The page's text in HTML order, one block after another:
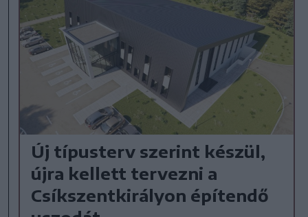
Új típusterv szerint készül,
újra kellett tervezni a
Csíkszentkirályon építendő